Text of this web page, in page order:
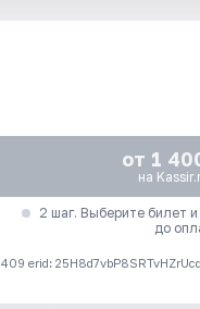
от 1
на
2 шаг. Выберите билет
до